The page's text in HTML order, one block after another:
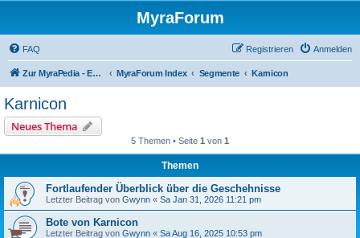
MyraForum
FAQ Anmelden
Registrieren
Zur MyraPedia - Enzyklopädie der Kampagnenwelt MyraForum Index Segmente Karnicon
Karnicon
Neues Thema
5 Themen • Seite 1 von 1
Themen
Fortlaufender Überblick über die Geschehnisse
Letzter Beitrag von Gwynn « Sa Jan 31, 2026 11:21 pm
Bote von Karnicon
Letzter Beitrag von Gwynn « Sa Aug 16, 2025 10:53 pm